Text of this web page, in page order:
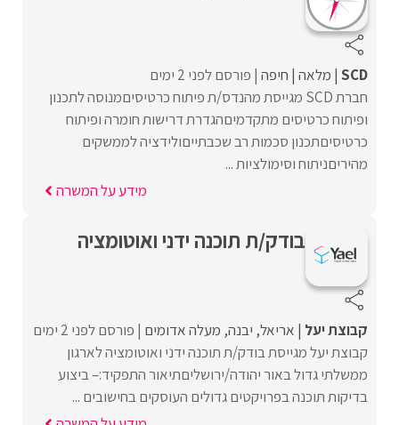
SCD מלאה חיפה פורסם לפני 2 ימים
חברת SCD מגייסת מהנדס/ת פיתוח כרטיסיםמנוסה לתכנון
ופיתוח כרטיסים מתקדמיםהגדרת דרישות חומרה ופיתוח
כרטיסיםתכנון סכמות רב שכבתייםולידציה לממשקים
מהיריםניתוח וסימולציות ...
מידע על המשרה
בודק/ת תוכנה ידני ואוטומציה
קבוצת יעל אריאל יבנה מעלה אדומים פורסם לפני 2 ימים
קבוצת יעל מגייסת בודק/ת תוכנה ידני ואוטומציה לארגון
ממשלתי גדול באור יהודה/ירושליםתיאור התפקיד:– ביצוע
בדיקות תוכנה בפרויקטים גדולים העוסקים בחישובים ...